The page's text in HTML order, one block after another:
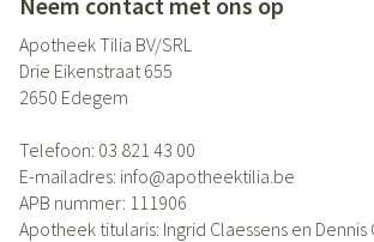
Apotheek Tilia BV/SRL
Drie Eikenstraat 655
2650 Edegem
Telefoon: 03 821 43 00
E-mailadres: info@apotheektilia.be
APB nummer: 111906
Apotheek titularis: Ingrid Claessens en